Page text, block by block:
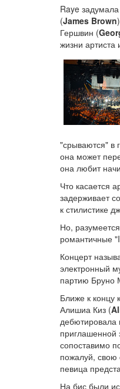
Raye
(James Brown
Гершвин (
жизни артиста
"срываются" в
она может
она любит
Что касается
задерживает
к стилистике
Но,
романтичные
Концерт
электронный
партию Бруно
Ближе к концу
Алишиа Киз (
дебютировала
приглашенной
сопоставимо
пожалуй,
певица
На бис были